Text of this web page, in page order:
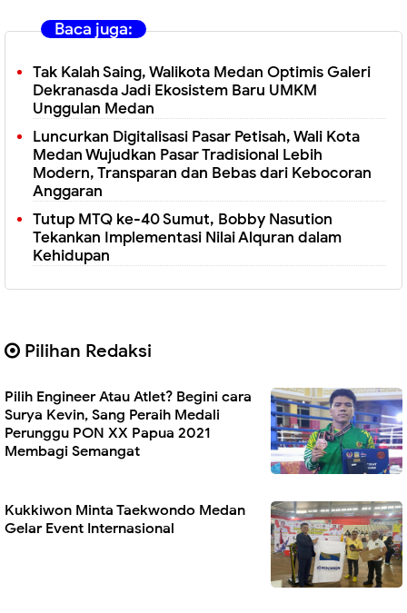
Baca juga:
Tak Kalah Saing, Walikota Medan Optimis Galeri
Dekranasda Jadi Ekosistem Baru UMKM
Unggulan Medan
Luncurkan Digitalisasi Pasar Petisah, Wali Kota
Medan Wujudkan Pasar Tradisional Lebih
Modern, Transparan dan Bebas dari Kebocoran
Anggaran
Tutup MTQ ke-40 Sumut, Bobby Nasution
Tekankan Implementasi Nilai Alquran dalam
Kehidupan
Pilihan Redaksi
Pilih Engineer Atau Atlet? Begini cara
Surya Kevin, Sang Peraih Medali
Perunggu PON XX Papua 2021
Membagi Semangat
Kukkiwon Minta Taekwondo Medan
Gelar Event Internasional